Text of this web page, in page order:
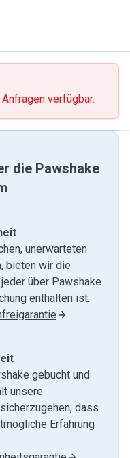
verfügbar.
die Pawshake
unerwarteten
bieten wir die
über Pawshake
enthalten ist.
gebucht und
unsere
dass
Erfahrung